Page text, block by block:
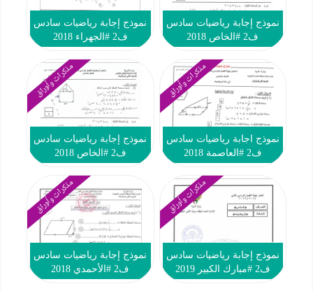
نموذج إجابة رياضيات سادس
ف2 #الخاص 2018
نموذج إجابة رياضيات سادس
ف2 #الجهراء 2018
مذكرات وأوراق
نموذج اجابة رياضيات سادس
ف2 #العاصمة 2018
مذكرات وأوراق
نموذج إجابة رياضيات سادس
ف2 #الخاص 2018
مذكرات وأوراق
نموذج إجابة رياضيات سادس
ف2 #مبارك الكبير 2019
مذكرات وأوراق
نموذج إجابة رياضيات سادس
ف2 #الأحمدي 2018